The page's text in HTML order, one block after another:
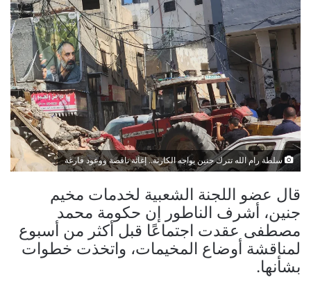
سلطة رام الله تترك جنين يواجه الكارثة.. إغاثة ناقصة ووعود فارغة
قال عضو اللجنة الشعبية لخدمات مخيم
جنين، أشرف الناطور إن حكومة محمد
مصطفى عقدت اجتماعًا قبل أكثر من أسبوع
لمناقشة أوضاع المخيمات، واتخذت خطوات
بشأنها.